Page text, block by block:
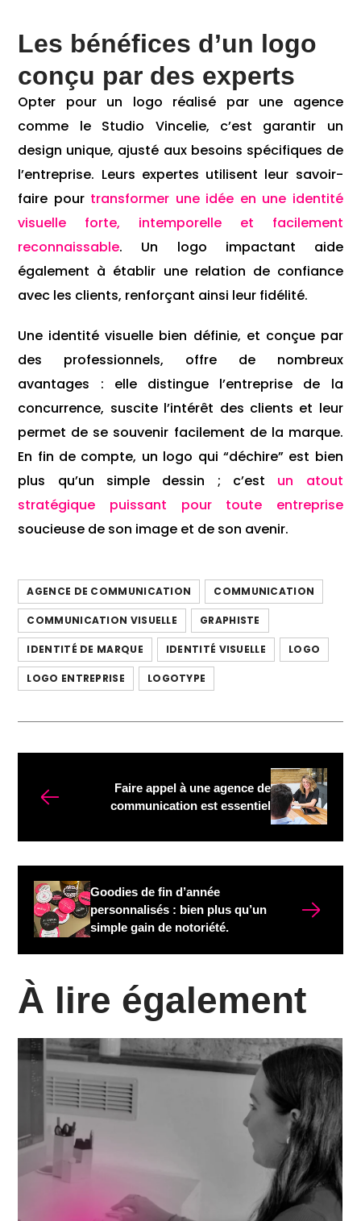
Les bénéfices d’un logo
conçu par des experts
Opter pour un logo réalisé par une agence
comme le Studio Vincelie, c’est garantir un
design unique, ajusté aux besoins spécifiques de
l’entreprise. Leurs expertes utilisent leur savoir-
faire pour transformer une idée en une identité
visuelle forte, intemporelle et facilement
reconnaissable. Un logo impactant aide
également à établir une relation de confiance
avec les clients, renforçant ainsi leur fidélité.
Une identité visuelle bien définie, et conçue par
des professionnels, offre de nombreux
avantages : elle distingue l’entreprise de la
concurrence, suscite l’intérêt des clients et leur
permet de se souvenir facilement de la marque.
En fin de compte, un logo qui “déchire” est bien
plus qu’un simple dessin ; c’est un atout
stratégique puissant pour toute entreprise
soucieuse de son image et de son avenir.
AGENCE DE COMMUNICATION COMMUNICATION
COMMUNICATION VISUELLE GRAPHISTE
IDENTITÉ DE MARQUE IDENTITÉ VISUELLE LOGO
LOGO ENTREPRISE LOGOTYPE
Faire appel à une agence de
communication est essentiel
Goodies de fin d’année
personnalisés : bien plus qu’un
simple gain de notoriété.
À lire également